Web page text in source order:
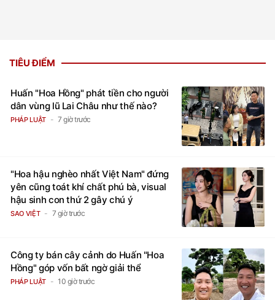
TIÊU ĐIỂM
Huấn "Hoa Hồng" phát tiền cho người
dân vùng lũ Lai Châu như thế nào?
PHÁP LUẬT 7 giờ trước
"Hoa hậu nghèo nhất Việt Nam" đứng
yên cũng toát khí chất phú bà, visual
hậu sinh con thứ 2 gây chú ý
SAO VIỆT 7 giờ trước
Công ty bán cây cảnh do Huấn "Hoa
Hồng" góp vốn bất ngờ giải thể
PHÁP LUẬT 10 giờ trước